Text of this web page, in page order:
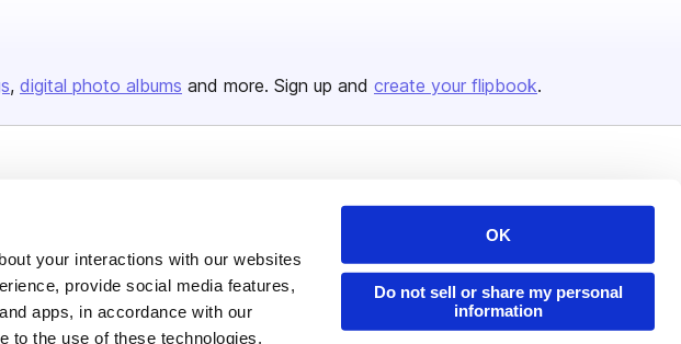
your interactions with our websites
provide social media features,
apps, in accordance with our
to the use of these technologies.
OK
Do not sell or share my personal
information
digital photo albums and more. Sign up and create your flipbook.
Pricing
Features
Industries
Developers
Publisher Directory
Redeem Code